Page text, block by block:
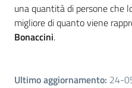
una quantità di persone che
migliore di quanto viene
Bonaccini.
Ultimo aggiornamento: 24-